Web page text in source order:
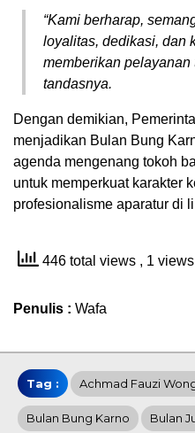
“Kami berharap,
loyalitas, dedikasi, dan
memberikan pelayanan
tandasnya.
Dengan demikian,
menjadikan Bulan Bung
agenda mengenang tokoh
untuk memperkuat karakter
profesionalisme aparatur di
446 total views , 1
Penulis : Wafa
Tag : Achmad Fauzi
Bulan Bung Karno Bulan